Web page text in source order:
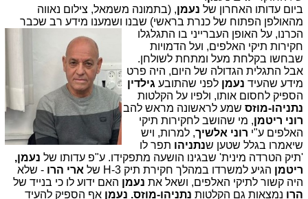
ביום עדותו האחרון של נעמן, (בתמונה משמאל, צילום נאווה
מהאולפן הפתוח של כנרת בראשי) שבנו ושמענו מידע רב שכבר
הכרנו, על האופן העברייני בו התגלגלו
חקירות תיקי האלפים, ועל הדמויות
שבחשו בקלחת מעל ומתחת לשולחן.
אבל התגלית הגדולה של היום, היה פרט
מידע שהעיד נעמן לפני שהתובע גילדין
הספיק לחסום אותו, ולפיו על הקלטות
נתניהו-מוזס שמע לראשונה מראש להב
רוני ריטמן, מי שהושב לחקירות תיקי
האלפים ע"י רוני אלשיך, למרות, ויש
שיאמרו בגלל שטען שנתניהו תפר לו
'תיק הטרדה מינית' שבגינו הושעה מתפקידו. ע"פ עדותו של נעמן,
ריטמן הגיע למשרדו במהלך חקירת תיק H-3 של ארי הרו - שלא
היה קשור לתיקי האלפים, ושאל את נעמן האם ידוע לו כי בנייד של
הרו נמצאות גם הקלטות נתניהו-מוזס. נעמן אף הספיק להעיד